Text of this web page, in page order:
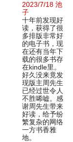
2023/7/18 池
子
十年前发现好
读，获得了很
多排版非常好
的电子书，现
在还有当年下
载的很多书存
在kindle里。
好久没来竟发
现版主周先生
已经过世令人
不胜唏嘘。感
谢周先生带来
好读，给予纷
繁复杂的网络
一方书香雅
地。